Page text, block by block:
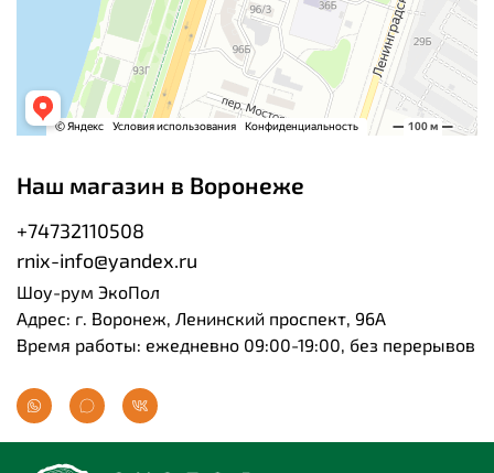
Наш магазин в Воронеже
+74732110508
rnix-info@yandex.ru
Шоу-рум ЭкоПол
Адрес: г. Воронеж, Ленинский проспект, 96А
Время работы: ежедневно 09:00-19:00, без перерывов